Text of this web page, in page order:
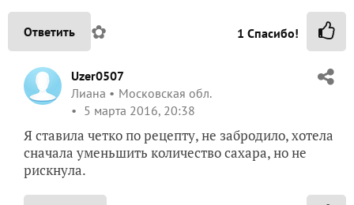
Ответить ✿ 1 Спасибо!
Uzer0507
Лиана
Московская обл.
5 марта 2016, 20:38
Я ставила четко по рецепту, не забродило, хотела
сначала уменьшить количество сахара, но не
рискнула.